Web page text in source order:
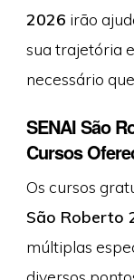
2026 irão
sua trajetória
necessário
SENAI São
Cursos
Os cursos
São Roberto
múltiplas